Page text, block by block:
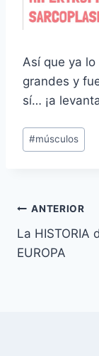
Así que ya
grandes y
sí… ¡a
Etiquetas
de
#músculos
de
ANTERIOR
La HISTORIA
EUROPA